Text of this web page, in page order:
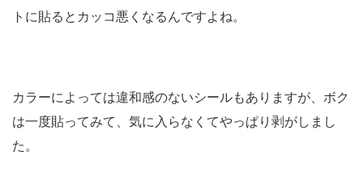
トに貼るとカッコ悪くなるんですよね。
カラーによっては違和感のないシールもありますが、ボク
は一度貼ってみて、気に入らなくてやっぱり剥がしまし
た。